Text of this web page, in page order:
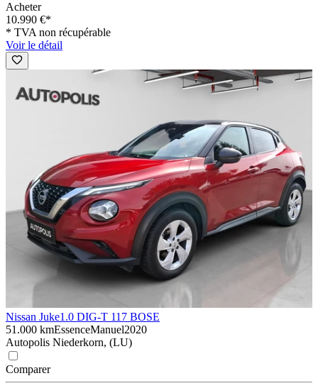
Acheter
10.990 €*
* TVA non récupérable
Voir le détail
Nissan Juke1.0 DIG-T 117 BOSE
51.000 kmEssenceManuel2020
Autopolis Niederkorn, (LU)
Comparer